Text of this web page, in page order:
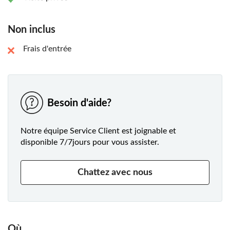
Non inclus
Frais d'entrée
Besoin d'aide?
Notre équipe Service Client est joignable et
disponible 7/7jours pour vous assister.
Chattez avec nous